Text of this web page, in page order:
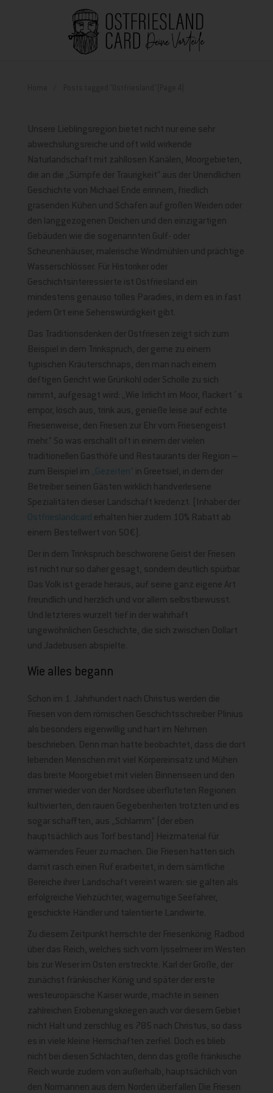
Unsere Lieblingsregion bietet nicht nur eine sehr
abwechslungsreiche und oft wild wirkende
Naturlandschaft mit zahllosen Kanälen, Moorgebieten,
die an die „Sümpfe der Traurigkeit“ aus der Unendlichen
Geschichte von Michael Ende erinnern, friedlich
grasenden Kühen und Schafen auf großen Weiden oder
den langgezogenen Deichen und den einzigartigen
Gebäuden wie die sogenannten Gulf- oder
Scheunenhäuser, malerische Windmühlen und prächtige
Wasserschlösser. Für Historiker oder
Geschichtsinteressierte ist Ostfriesland ein
mindestens genauso tolles Paradies, in dem es in fast
jedem Ort eine Sehenswürdigkeit gibt.
Das Traditionsdenken der Ostfriesen zeigt sich zum
Beispiel in dem Trinkspruch, der gerne zu einem
typischen Kräuterschnaps, den man nach einem
deftigen Gericht wie Grünkohl oder Scholle zu sich
nimmt, aufgesagt wird: „Wie Irrlicht im Moor, flackert´s
empor, lösch aus, trink aus, genieße leise auf echte
Friesenweise, den Friesen zur Ehr vom Friesengeist
mehr.“ So was erschallt oft in einem der vielen
traditionellen Gasthöfe und Restaurants der Region –
zum Beispiel im „Gezeiten“ in Greetsiel, in dem der
Betreiber seinen Gästen wirklich handverlesene
Spezialitäten dieser Landschaft kredenzt. (Inhaber der
Ostfrieslandcard erhalten hier zudem 10% Rabatt ab
einem Bestellwert von 50€).
Der in dem Trinkspruch beschworene Geist der Friesen
ist nicht nur so daher gesagt, sondern deutlich spürbar.
Das Volk ist gerade heraus, auf seine ganz eigene Art
freundlich und herzlich und vor allem selbstbewusst.
Und letzteres wurzelt tief in der wahrhaft
ungewöhnlichen Geschichte, die sich zwischen Dollart
und Jadebusen abspielte.
Wie alles begann
Schon im 1. Jahrhundert nach Christus werden die
Friesen von dem römischen Geschichtsschreiber Plinius
als besonders eigenwillig und hart im Nehmen
beschrieben. Denn man hatte beobachtet, dass die dort
lebenden Menschen mit viel Körpereinsatz und Mühen
das breite Moorgebiet mit vielen Binnenseen und den
immer wieder von der Nordsee überfluteten Regionen
kultivierten, den rauen Gegebenheiten trotzten und es
sogar schafften, aus „Schlamm“ (der eben
hauptsächlich aus Torf bestand) Heizmaterial für
wärmendes Feuer zu machen. Die Friesen hatten sich
damit rasch einen Ruf erarbeitet, in dem sämtliche
Bereiche ihrer Landschaft vereint waren: sie galten als
erfolgreiche Viehzüchter, wagemutige Seefahrer,
geschickte Händler und talentierte Landwirte.
Zu diesem Zeitpunkt herrschte der Friesenkönig Radbod
über das Reich, welches sich vom Ijsselmeer im Westen
bis zur Weser im Osten erstreckte. Karl der Große, der
zunächst fränkischer König und später der erste
westeuropäische Kaiser wurde, machte in seinen
zahlreichen Eroberungskriegen auch vor diesem Gebiet
nicht Halt und zerschlug es 785 nach Christus, so dass
es in viele kleine Herrschaften zerfiel. Doch es blieb
nicht bei diesen Schlachten, denn das große fränkische
Reich wurde zudem von außerhalb, hauptsächlich von
den Normannen aus dem Norden überfallen Die Friesen